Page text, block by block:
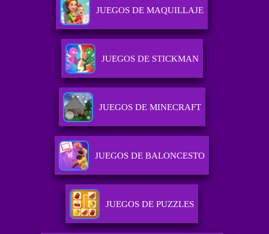
JUEGOS DE MAQUILLAJE
JUEGOS DE STICKMAN
JUEGOS DE MINECRAFT
JUEGOS DE BALONCESTO
JUEGOS DE PUZZLES